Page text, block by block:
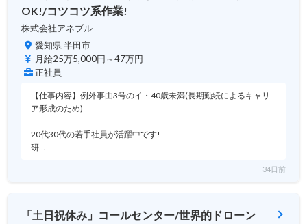
OK!/コツコツ系作業!
株式会社アネブル
愛知県 半田市
月給25万5,000円～47万円
正社員
【仕事内容】例外事由3号のイ・40歳未満(長期勤続によるキャリ
ア形成のため)
20代30代の若手社員が活躍中です!
研…
34日前
「土日祝休み」コールセンター/世界的ドローン